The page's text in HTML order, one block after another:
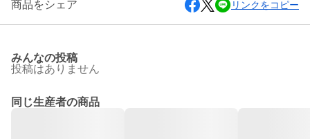
商品をシェア リンクをコピー
みんなの投稿
投稿はありません
同じ生産者の商品